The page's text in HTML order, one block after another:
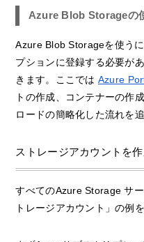
Azure Blob Storageの
Azure Blob Storageを使う
プションに登録する必要が
きます。ここでは Azure
トの作成、コンテナーの作
ロードの簡略化した流れを
ストレージアカウントを
すべてのAzure Storage サ
トレージアカウント」の例